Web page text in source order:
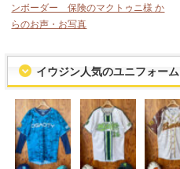
ンボーダー 保険のマクトゥニ様 か
らのお声・お写真
イウジン人気のユニフォーム